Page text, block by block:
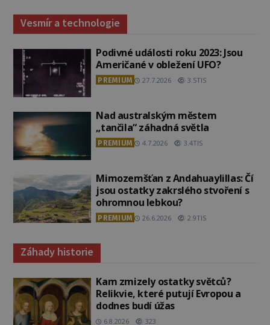
Vesmír a technologie
Podivné události roku 2023: Jsou
Američané v obležení UFO?
PREMIUM 27.7.2026 3.5TIS
Nad australským městem
„tančila“ záhadná světla
PREMIUM 4.7.2026 3.4TIS
Mimozemšťan z Andahuaylillas: Čí
jsou ostatky zakrslého stvoření s
ohromnou lebkou?
PREMIUM 26.6.2026 2.9TIS
Záhady historie
Kam zmizely ostatky světců?
Relikvie, které putují Evropou a
dodnes budí úžas
6.8.2026 323